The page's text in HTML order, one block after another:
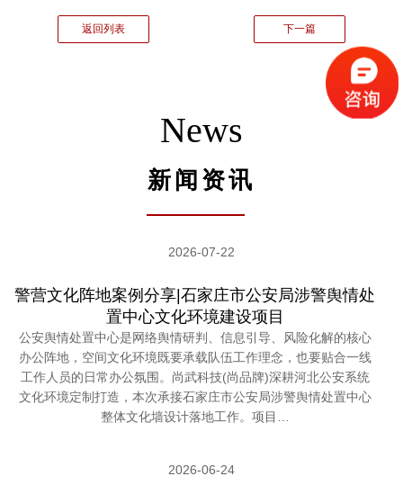
返回列表 下一篇
News
新闻资讯
2026-07-22
警营文化阵地案例分享|石家庄市公安局涉警舆情处
置中心文化环境建设项目
公安舆情处置中心是网络舆情研判、信息引导、风险化解的核心
办公阵地，空间文化环境既要承载队伍工作理念，也要贴合一线
工作人员的日常办公氛围。尚武科技(尚品牌)深耕河北公安系统
文化环境定制打造，本次承接石家庄市公安局涉警舆情处置中心
整体文化墙设计落地工作。项目…
2026-06-24